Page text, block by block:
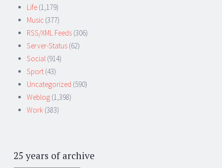
Life (1,179)
Music (377)
RSS/XML Feeds (306)
Server-Status (62)
Social (914)
Sport (43)
Uncategorized (590)
Weblog (1,398)
Work (383)
25 years of archive